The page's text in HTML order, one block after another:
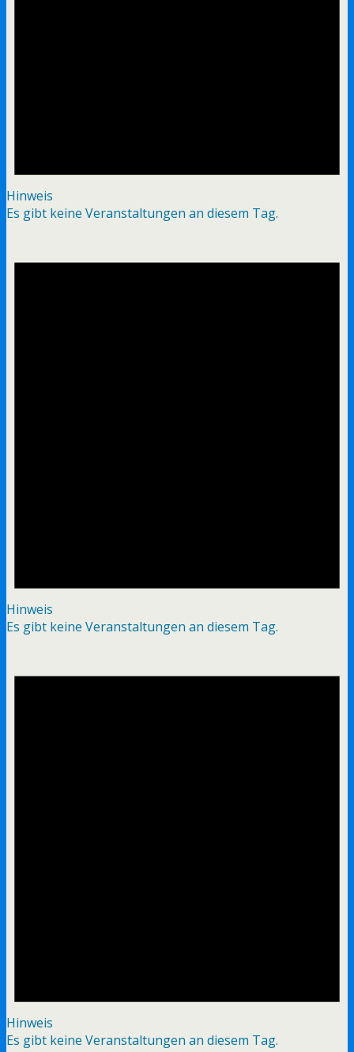
Hinweis
Es gibt keine Veranstaltungen an diesem Tag.
Hinweis
Es gibt keine Veranstaltungen an diesem Tag.
Hinweis
Es gibt keine Veranstaltungen an diesem Tag.